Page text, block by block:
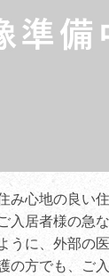
み心地の良い
入居者様の急
うに、外部の
の方でも、ご